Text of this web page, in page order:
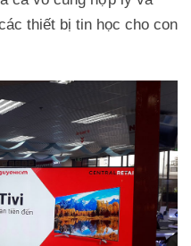
thiết bị tin học cho con